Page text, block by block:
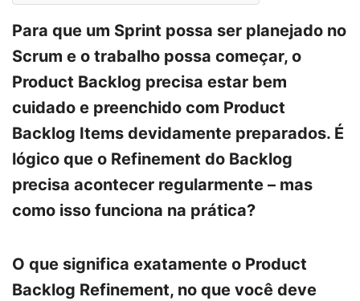
Para que um Sprint possa ser planejado no
Scrum e o trabalho possa começar, o
Product Backlog precisa estar bem
cuidado e preenchido com Product
Backlog Items devidamente preparados. É
lógico que o Refinement do Backlog
precisa acontecer regularmente – mas
como isso funciona na prática?
O que significa exatamente o Product
Backlog Refinement, no que você deve